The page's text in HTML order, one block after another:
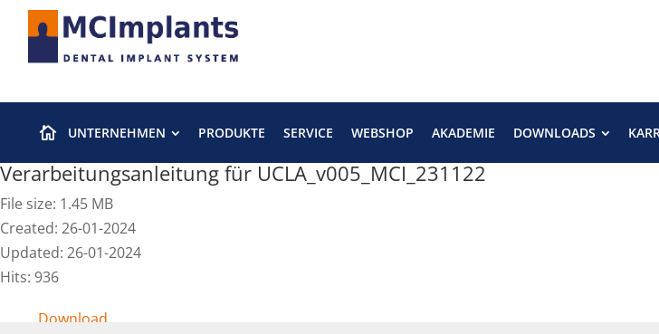
 UNTERNEHMEN PRODUKTE SERVICE WEBSHOP AKADEMIE DOWNLOADS
Verarbeitungsanleitung für UCLA_v005_MCI_231122
File size: 1.45 MB
Created: 26-01-2024
Updated: 26-01-2024
Hits: 936
Download